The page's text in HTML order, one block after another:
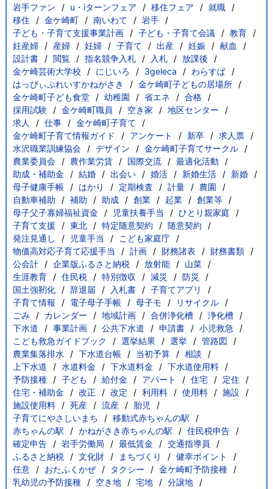
岩手ファン
u・iターンフェア 移住フェア
就職
移住
金ケ崎町 南いわて
岩手
子ども・子育て支援事業計画
子ども・子育て会議
教育
妊産婦
産婦 妊婦 子育て 出産 妊娠
献血
設計書
閲覧 指名競争入札 入札
放課後
金ケ崎芸術大学校
にじいろ 3geleca
わらすば
はっぴぃぷれいすかねがさき
金ケ崎町子どもの居場所
金ケ崎町子ども食堂
幼稚園 省エネ
合格
採用試験
金ケ崎町職員 空き家
地区センター
求人
仕事
金ケ崎町子育て
金ケ崎町子育て情報ガイド
アンケート 新卒
求人票
水沢職業訓練協会
デザイン
金ケ崎町子育てサークル
農業委員会
農作業労賃 国際交流
最適化活動
助成・補助金
結婚 出会い 婚活 新婚生活
新婚
母子健康手帳
はかり 定期検査 計量
農園
自動車補助
補助 助成 創業 起業
創業等
母子父子寡婦福祉資金
児童扶養手当
ひとり親家庭
子育て支援
東北 特定随意契約
随意契約
発注見通し
児童手当
こども家庭庁
物価高対応子育て応援手当
計画 財務諸表
財務書類
公会計
企業版ふるさと納税 放射能
山菜
生涯教育
住民税 特別徴収 減災
防災
国土強靭化
辞退届 入札書
子育てアプリ
子育て情報
電子母子手帳 母子モ
リサイクル
ごみ
カレンダー 地域計画 合併浄化槽
浄化槽
下水道
事業計画 公共下水道 申請書
小児救急
こども救急ガイドブック
選挙結果 選挙
管路図
農業集落排水
下水道台帳 当初予算
相談
上下水道
水道料金 下水道料金
下水道使用料
予防接種
子ども 給付金 アパート 住宅
定住
住宅・補助金
改正 改定 利用料 使用料
施設
施設使用料
死産 流産
胎児
子育てにやさしいまち
移動式赤ちゃんの駅
赤ちゃんの駅
かねがさき赤ちゃんの駅
住民税申告
確定申告
岩手労働局 最低賃金
交通指導員
ふるさと納税
文化財 まちづくり
健幸ポイント
任意
おたふくかぜ タクシー
金ケ崎町予防接種
乳幼児の予防接種
空き地 宅地
分譲地